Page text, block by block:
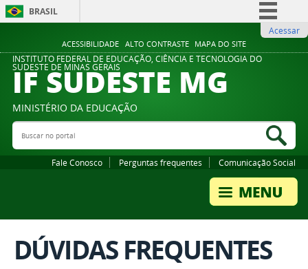
ACESSIBILIDADE ALTO CONTRASTE MAPA DO SITE
BRASIL
Comunica BR
Participe
Legislação
Acessar
INSTITUTO FEDERAL DE EDUCAÇÃO, CIÊNCIA E TECNOLOGIA DO
SUDESTE DE MINAS GERAIS
IF SUDESTE MG
MINISTÉRIO DA EDUCAÇÃO
Buscar no portal
Fale Conosco Perguntas frequentes Comunicação Social
DÚVIDAS FREQUENTES